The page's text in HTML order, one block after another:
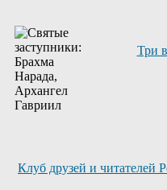
Три
Клуб друзей и читателей